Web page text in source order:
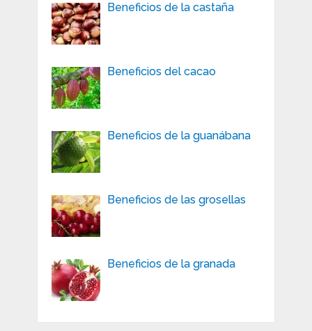
Beneficios de la castaña
Beneficios del cacao
Beneficios de la guanábana
Beneficios de las grosellas
Beneficios de la granada